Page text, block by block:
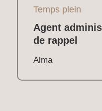
Temps plein
Agent
de rappel
Alma